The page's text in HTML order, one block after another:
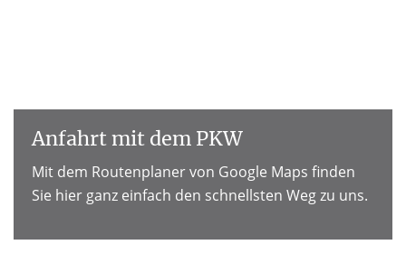
Anfahrt mit dem PKW
Mit dem Routenplaner von Google Maps finden
Sie hier ganz einfach den schnellsten Weg zu uns.